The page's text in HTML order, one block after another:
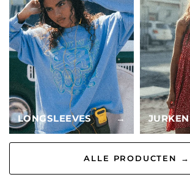
LONGSLEEVES → JURKEN
ALLE PRODUCTEN →